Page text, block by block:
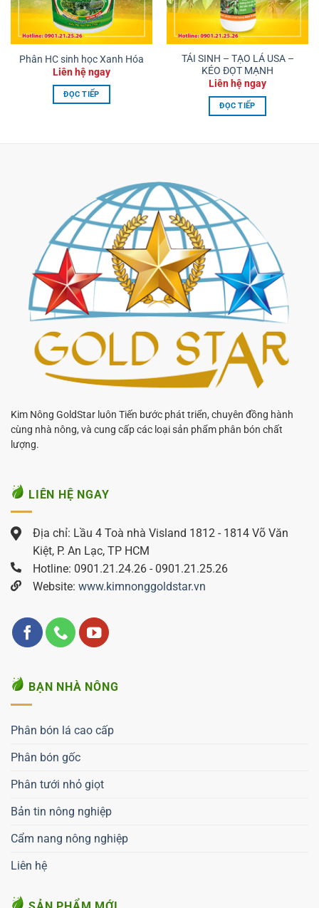
Phân HC sinh học Xanh Hóa
Liên hệ ngay
ĐỌC TIẾP
TÁI SINH – TẠO LÁ USA –
KÉO ĐỌT MẠNH
Liên hệ ngay
ĐỌC TIẾP
Kim Nông GoldStar luôn Tiến bước phát triển, chuyên đồng hành
cùng nhà nông, và cung cấp các loại sản phẩm phân bón chất
lượng.
LIÊN HỆ NGAY
Địa chỉ: Lầu 4 Toà nhà Visland 1812 - 1814 Võ Văn
Kiệt, P. An Lạc, TP HCM
Hotline: 0901.21.24.26 - 0901.21.25.26
Website: www.kimnonggoldstar.vn
BẠN NHÀ NÔNG
Phân bón lá cao cấp
Phân bón gốc
Phân tưới nhỏ giọt
Bản tin nông nghiệp
Cẩm nang nông nghiệp
Liên hệ